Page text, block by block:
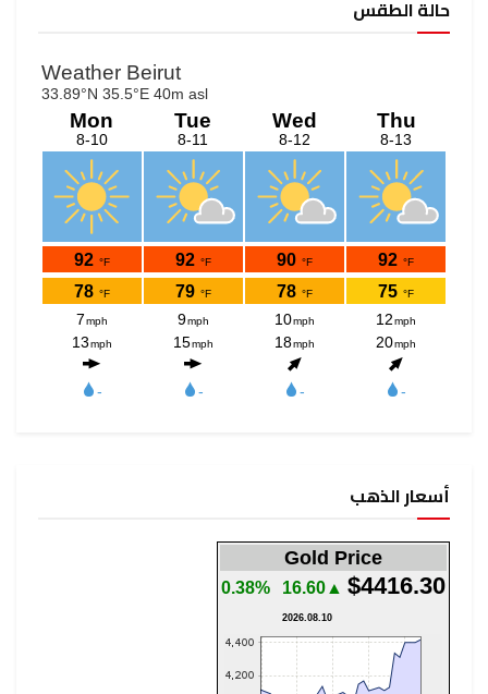
حالة الطقس
أسعار الذهب
Gold Price
$4416.30
▲16.60
0.38%
2026.08.10